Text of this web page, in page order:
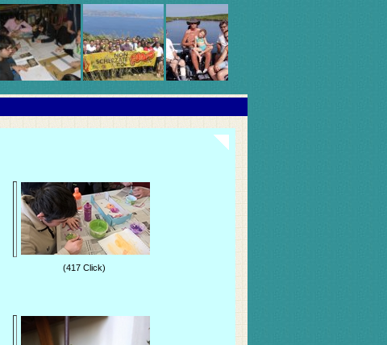
(417 Click)